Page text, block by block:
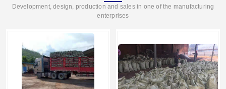
Development, design, production and sales in one of the manufacturing
enterprises